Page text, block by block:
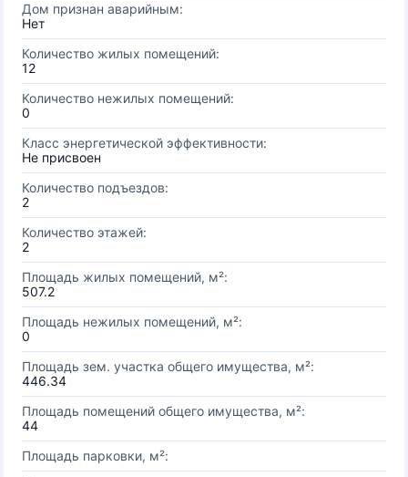
Дом признан аварийным:
Нет
Количество жилых помещений:
12
Количество нежилых помещений:
0
Класс энергетической эффективности:
Не присвоен
Количество подъездов:
2
Количество этажей:
2
Площадь жилых помещений, м²:
507.2
Площадь нежилых помещений, м²:
0
Площадь зем. участка общего имущества, м²:
446.34
Площадь помещений общего имущества, м²:
44
Площадь парковки, м²: